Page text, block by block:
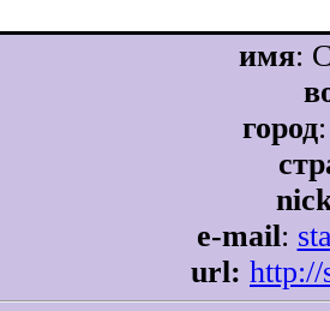
имя:
город
e-mail:
url: http://